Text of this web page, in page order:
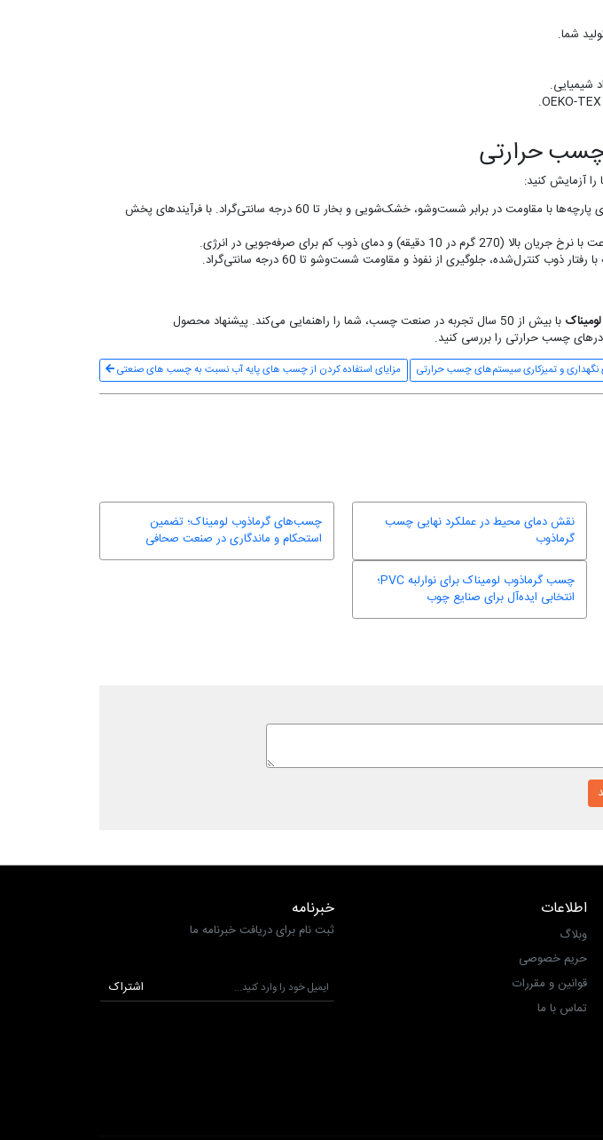
شما.
شیمیایی.
حرارتی
آزمایش کنید:
پودر چسب چندمنظوره برای پارچه‌ها با مقاومت در برابر شست‌وشو، خشک‌شویی و بخار تا 60 درجه سانتی‌گراد. با فرآیندهای پخش
دقیقه) و دمای ذوب کم برای صرفه‌جویی در انرژی.
ذوب کنترل‌شده، جلوگیری از نفوذ و مقاومت شست‌وشو تا 60 درجه سانتی‌گراد.
لومیناک
با بیش از 50 سال تجربه در صنعت چسب، شما را راهنمایی می‌کند. پیشنهاد محصول
چسب حرارتی را بررسی کنید.
نگهداری و تمیزکاری سیستم‌های چسب حرارتی مزایای استفاده کردن از چسب های پایه آب نسبت به چسب های صنعتی
نقش دمای محیط در عملکرد نهایی چسب
گرماذوب
چسب‌های گرماذوب لومیناک؛ تضمین
استحکام و ماندگاری در صنعت صحافی
چسب گرماذوب لومیناک برای نوارلبه PVC؛
انتخابی ایده‌آل برای صنایع چوب
اطلاعات
وبلاگ
حریم خصوصی
قوانین و مقررات
تماس با ما
خبرنامه
ثبت نام برای دریافت خبرنامه ما
اشتراک